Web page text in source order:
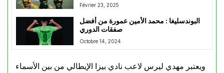
Février 23, 2025
البوندسليغا : محمد الأمين عمورة من أفضل
صفقات الدوري
Octobre 14, 2024
ويعتبر مهدي ليرس لاعب نادي بيزا الإيطالي من بين الأسماء